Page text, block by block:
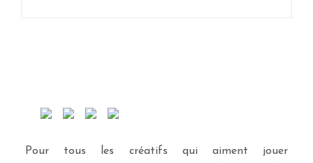
Pour tous les créatifs qui aiment jouer